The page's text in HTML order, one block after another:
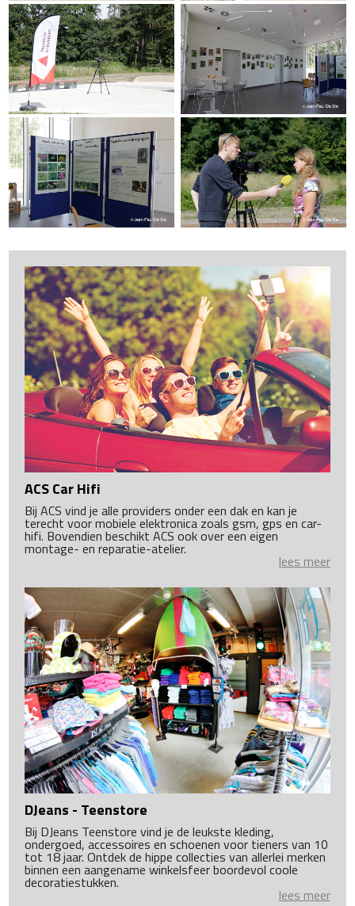
ACS Car Hifi
Bij ACS vind je alle providers onder een dak en kan je
terecht voor mobiele elektronica zoals gsm, gps en car-
hifi. Bovendien beschikt ACS ook over een eigen
montage- en reparatie-atelier.
lees meer
DJeans - Teenstore
Bij DJeans Teenstore vind je de leukste kleding,
ondergoed, accessoires en schoenen voor tieners van 10
tot 18 jaar. Ontdek de hippe collecties van allerlei merken
binnen een aangename winkelsfeer boordevol coole
decoratiestukken.
lees meer